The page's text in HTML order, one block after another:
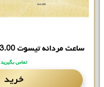
ساعت مردانه تیسوت T122.‎410.‎16.‎043.‎00
تماس بگیرید
خرید